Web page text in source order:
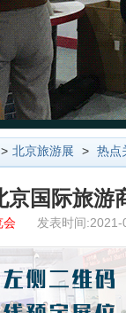
> 北京旅游展 > 热点
京国际旅游
会 发表时间